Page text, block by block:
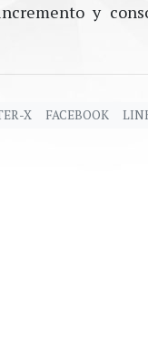
y
X FACEBOOK